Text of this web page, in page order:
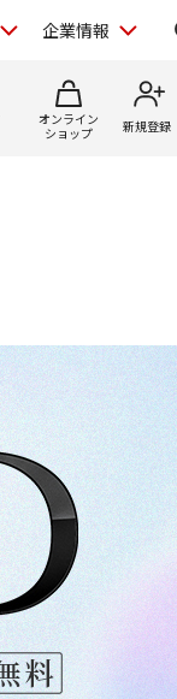
企業情報
オンライン
ショップ
新規登録